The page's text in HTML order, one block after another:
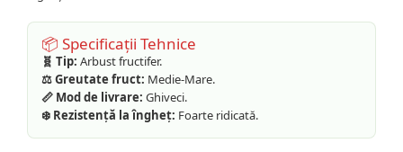
📦 Specificații Tehnice
🧬 Tip: Arbust fructifer.
⚖️ Greutate fruct: Medie-Mare.
📏 Mod de livrare: Ghiveci.
❄️ Rezistență la îngheț: Foarte ridicată.